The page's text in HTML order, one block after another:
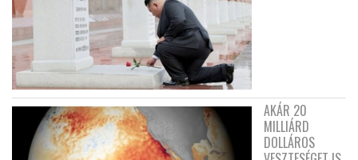
AKÁR 20
MILLIÁRD
DOLLÁROS